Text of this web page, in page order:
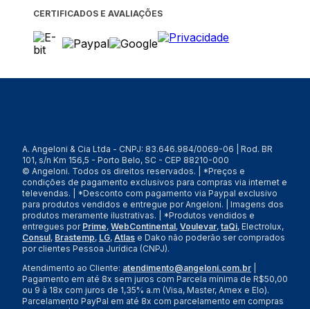
CERTIFICADOS E AVALIAÇÕES
A. Angeloni & Cia Ltda - CNPJ: 83.646.984/0069-06 | Rod. BR
101, s/n Km 156,5 - Porto Belo, SC - CEP 88210-000
© Angeloni. Todos os direitos reservados. | *Preços e
condições de pagamento exclusivos para compras via internet e
televendas. | *Desconto com pagamento via Paypal exclusivo
para produtos vendidos e entregue por Angeloni. | Imagens dos
produtos meramente ilustrativas. | *Produtos vendidos e
entregues por Prime, WebContinental, Voulevar, taQi, Electrolux,
Consul, Brastemp, LG, Atlas e Dako não poderão ser comprados
por clientes Pessoa Jurídica (CNPJ).
Atendimento ao Cliente: atendimento@angeloni.com.br
Pagamento em até 8x sem juros com Parcela mínima de R$50,00
ou 9 à 18x com juros de 1,35% a.m (Visa, Master, Amex e Elo).
Parcelamento PayPal em até 8x com parcelamento em compras